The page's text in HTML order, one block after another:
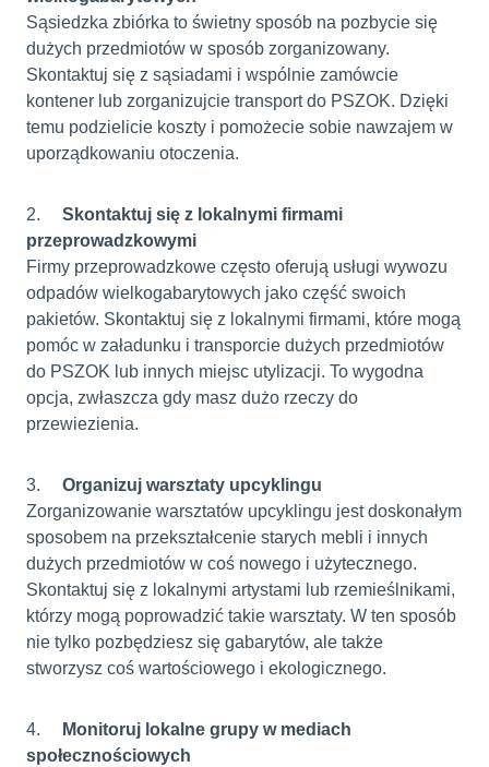
Sąsiedzka zbiórka to świetny sposób na pozbycie się
dużych przedmiotów w sposób zorganizowany.
Skontaktuj się z sąsiadami i wspólnie zamówcie
kontener lub zorganizujcie transport do PSZOK. Dzięki
temu podzielicie koszty i pomożecie sobie nawzajem w
uporządkowaniu otoczenia.
2. Skontaktuj się z lokalnymi firmami
przeprowadzkowymi
Firmy przeprowadzkowe często oferują usługi wywozu
odpadów wielkogabarytowych jako część swoich
pakietów. Skontaktuj się z lokalnymi firmami, które mogą
pomóc w załadunku i transporcie dużych przedmiotów
do PSZOK lub innych miejsc utylizacji. To wygodna
opcja, zwłaszcza gdy masz dużo rzeczy do
przewiezienia.
3. Organizuj warsztaty upcyklingu
Zorganizowanie warsztatów upcyklingu jest doskonałym
sposobem na przekształcenie starych mebli i innych
dużych przedmiotów w coś nowego i użytecznego.
Skontaktuj się z lokalnymi artystami lub rzemieślnikami,
którzy mogą poprowadzić takie warsztaty. W ten sposób
nie tylko pozbędziesz się gabarytów, ale także
stworzysz coś wartościowego i ekologicznego.
4.
Monitoruj lokalne grupy w mediach
społecznościowych